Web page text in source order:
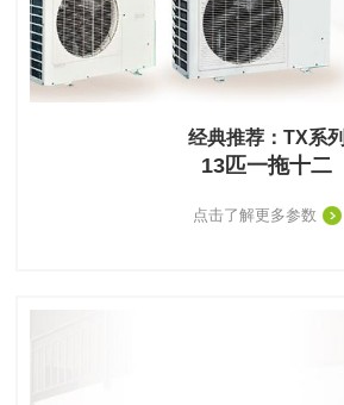
经典推荐：TX系列
13匹一拖十二
点击了解更多参数